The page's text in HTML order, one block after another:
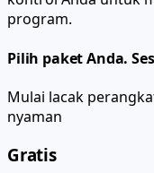
program.
Pilih paket Anda.
Mulai lacak
nyaman
Gratis